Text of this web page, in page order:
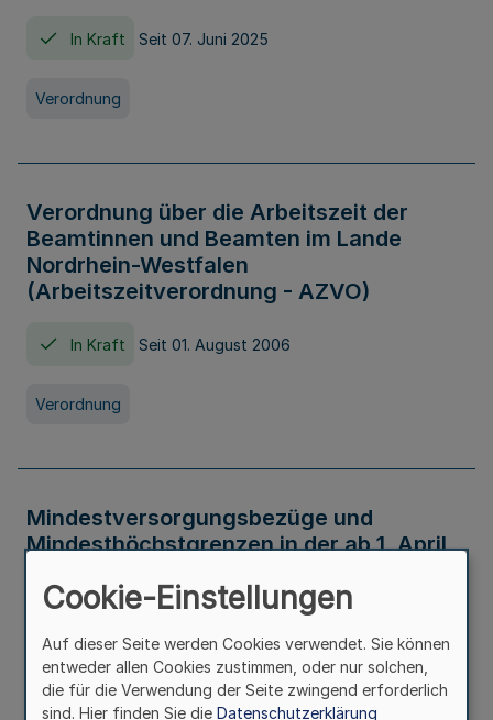
In Kraft Seit 07. Juni 2025
Verordnung
Verordnung über die Arbeitszeit der
Beamtinnen und Beamten im Lande
Nordrhein-Westfalen
(Arbeitszeitverordnung - AZVO)
In Kraft Seit 01. August 2006
Verordnung
Mindestversorgungsbezüge und
Mindesthöchstgrenzen in der ab 1. April
Verwaltungsvorschrift
Cookie-Einstellungen
Auf dieser Seite werden Cookies verwendet. Sie können
entweder allen Cookies zustimmen, oder nur solchen,
die für die Verwendung der Seite zwingend erforderlich
sind. Hier finden Sie die Datenschutzerklärung